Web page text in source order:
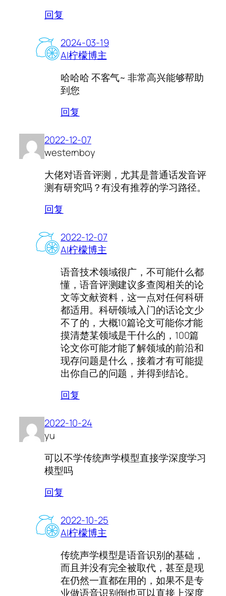
回复
2024-03-19
AI柠檬博主
哈哈哈 不客气~ 非常高兴能够帮助
到您
回复
2022-12-07
westernboy
大佬对语音评测，尤其是普通话发音评
测有研究吗？有没有推荐的学习路径。
回复
2022-12-07
AI柠檬博主
语音技术领域很广，不可能什么都
懂，语音评测建议多查阅相关的论
文等文献资料，这一点对任何科研
都适用。科研领域入门的话论文少
不了的，大概10篇论文可能你才能
摸清楚某领域是干什么的，100篇
论文你可能才能了解领域的前沿和
现存问题是什么，接着才有可能提
出你自己的问题，并得到结论。
回复
2022-10-24
yu
可以不学传统声学模型直接学深度学习
模型吗
回复
2022-10-25
AI柠檬博主
传统声学模型是语音识别的基础，
而且并没有完全被取代，甚至是现
在仍然一直都在用的，如果不是专
业做语音识别倒也可以直接上深度